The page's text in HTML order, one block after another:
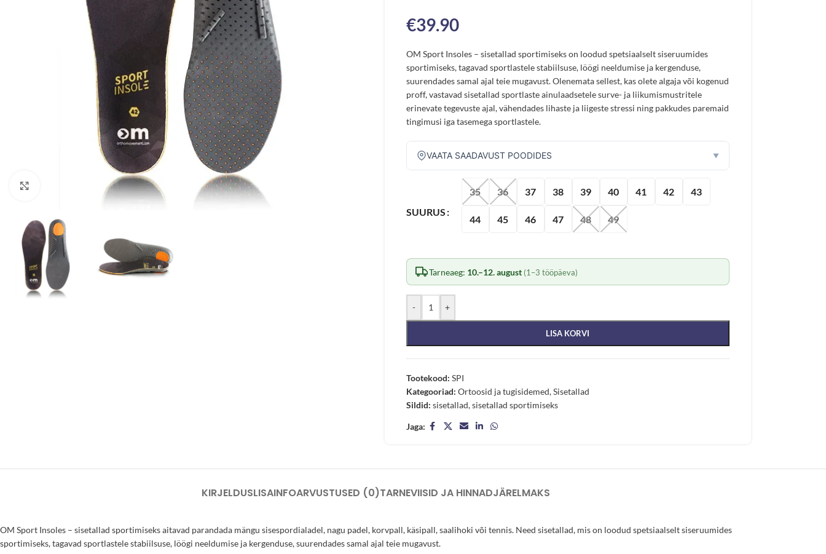
Vaata suuremat pilti
€39.90
OM Sport Insoles – sisetallad sportimiseks on loodud spetsiaalselt siseruumides
sportimiseks, tagavad sportlastele stabiilsuse, löögi neeldumise ja kergenduse,
suurendades samal ajal teie mugavust. Olenemata sellest, kas olete algaja või kogenud
proff, vastavad sisetallad sportlaste ainulaadsetele surve- ja liikumismustritele
erinevate tegevuste ajal, vähendades lihaste ja liigeste stressi ning pakkudes paremaid
tingimusi iga tasemega sportlastele.
VAATA SAADAVUST POODIDES ▼
SUURUS
35 36 37 38 39 40 41 42 43
44 45 46 47 48 49
Tarneaeg: 10.–12. august (1–3 tööpäeva)
- +
LISA KORVI
Tootekood: SPI
Kategooriad: Ortoosid ja tugisidemed,Sisetallad
Sildid: sisetallad,sisetallad sportimiseks
Jaga:
KIRJELDUSLISAINFOARVUSTUSED (0)TARNEVIISID JA HINNADJÄRELMAKS
OM Sport Insoles – sisetallad sportimiseks aitavad parandada mängu sisespordialadel, nagu padel, korvpall, käsipall, saalihoki või tennis. Need sisetallad, mis on loodud spetsiaalselt siseruumides
sportimiseks, tagavad sportlastele stabiilsuse, löögi neeldumise ja kergenduse, suurendades samal ajal teie mugavust.